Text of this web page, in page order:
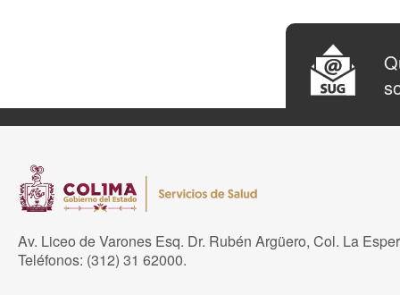
Av. Liceo de Varones Esq. Dr. Rubén Argüero, Col. La
Teléfonos: (312) 31 62000.